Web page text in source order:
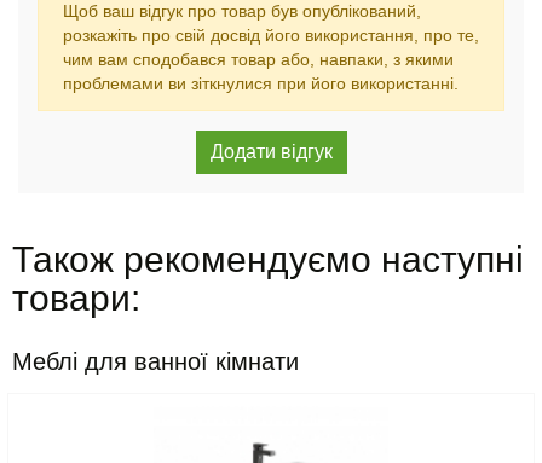
Щоб ваш відгук про товар був опублікований,
розкажіть про свій досвід його використання, про те,
чим вам сподобався товар або, навпаки, з якими
проблемами ви зіткнулися при його використанні.
Також рекомендуємо наступні
товари:
Меблі для ванної кімнати